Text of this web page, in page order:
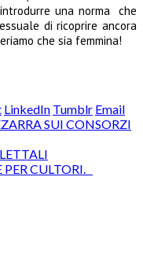
una norma che
di ricoprire ancora
che sia femmina!
LinkedIn Tumblr Email
SUI CONSORZI
CULTORI.